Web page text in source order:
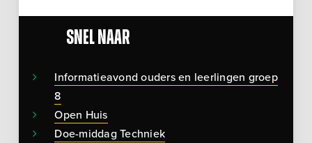
Snel naar
Informatieavond ouders en leerlingen groep
8
Open Huis
Doe-middag Techniek